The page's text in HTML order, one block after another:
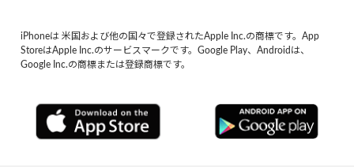
iPhoneは 米国および他の国々で登録されたApple Inc.の商標です。App
StoreはApple Inc.のサービスマークです。Google Play、Androidは、
Google Inc.の商標または登録商標です。